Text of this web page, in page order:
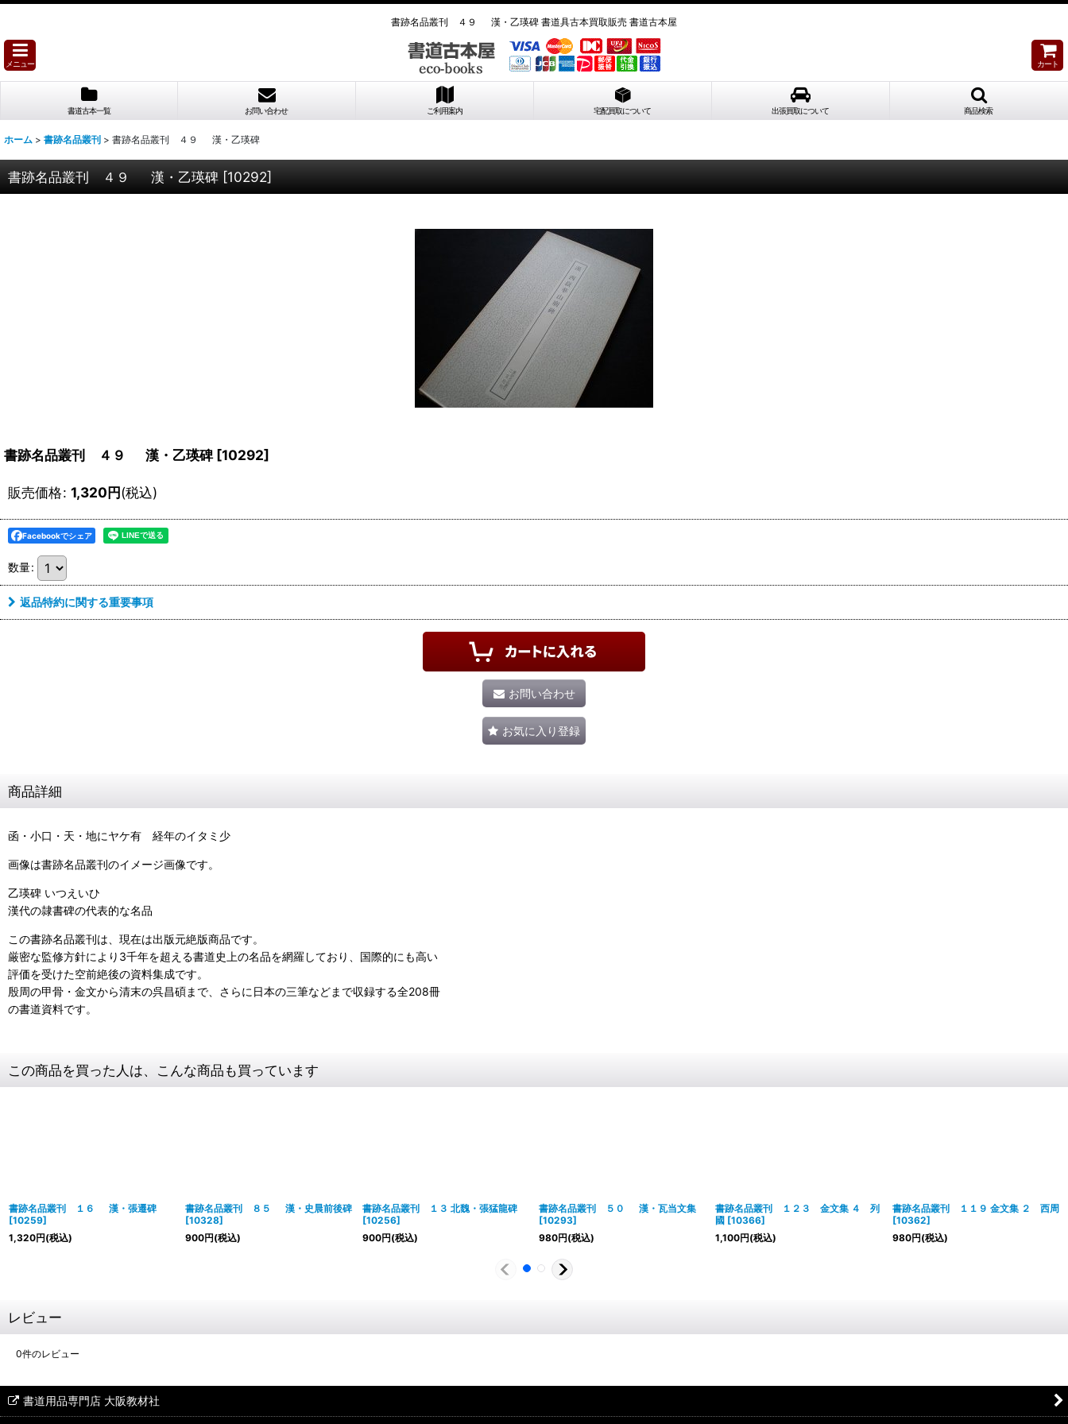
書跡名品叢刊 ４９ 漢・乙瑛碑 書道具古本買取販売 書道古本屋
メニュー カート
書道古本一覧 お問い合わせ ご利用案内 宅配買取について 出張買取について 商品検索
ホーム > 書跡名品叢刊 > 書跡名品叢刊 ４９ 漢・乙瑛碑
書跡名品叢刊 ４９ 漢・乙瑛碑 [10292]
書跡名品叢刊 ４９ 漢・乙瑛碑 [10292]
販売価格: 1,320円(税込)
Facebookでシェア
数量:
返品特約に関する重要事項
お問い合わせ
お気に入り登録
商品詳細
函・小口・天・地にヤケ有 経年のイタミ少
画像は書跡名品叢刊のイメージ画像です。
乙瑛碑 いつえいひ
漢代の隷書碑の代表的な名品
この書跡名品叢刊は、現在は出版元絶版商品です。
厳密な監修方針により3千年を超える書道史上の名品を網羅しており、国際的にも高い
評価を受けた空前絶後の資料集成です。
殷周の甲骨・金文から清末の呉昌碩まで、さらに日本の三筆などまで収録する全208冊
の書道資料です。
この商品を買った人は、こんな商品も買っています
書跡名品叢刊 １６ 漢・張遷碑
[10259]
1,320円(税込)
書跡名品叢刊 ８５ 漢・史晨前後碑
[10328]
900円(税込)
書跡名品叢刊 １３ 北魏・張猛龍碑
[10256]
900円(税込)
書跡名品叢刊 ５０ 漢・瓦当文集
[10293]
980円(税込)
書跡名品叢刊 １２３ 金文集 ４ 列
國 [10366]
1,100円(税込)
書跡名品叢刊 １１９ 金文集 ２ 西周
[10362]
980円(税込)
レビュー
0件のレビュー
書道用品専門店 大阪教材社